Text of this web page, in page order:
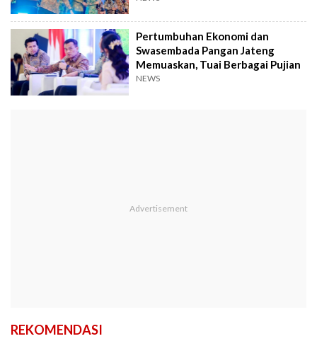
Pertumbuhan Ekonomi dan
Swasembada Pangan Jateng
Memuaskan, Tuai Berbagai Pujian
NEWS
REKOMENDASI